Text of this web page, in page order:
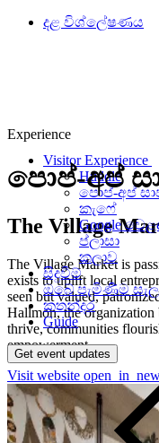
දළ විශ්ලේෂණය
Visitor Experience
Huddle
පොප්-අප්
කැෆේ
Google
ප්ලාසා
කලාව
සිදුවීම්
ඔබේ පැමිණීම
කතන්දර
Guide
Get event updates
Experience
පොප්-අප්
The Village
The Village Market is
exists to uplift local
seen but valued,
Hallmon, the organization
thrive, communities
empowerment.
Visit website